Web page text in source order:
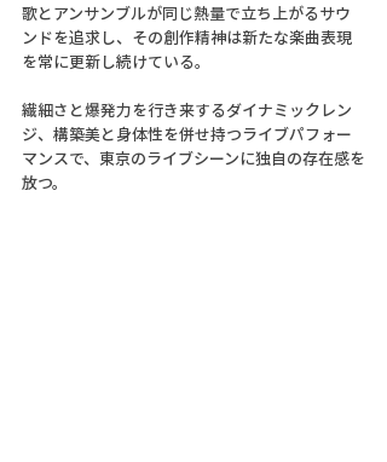
歌とアンサンブルが同じ熱量で立ち上がるサウ
ンドを追求し、その創作精神は新たな楽曲表現
を常に更新し続けている。
繊細さと爆発力を行き来するダイナミックレン
ジ、構築美と身体性を併せ持つライブパフォー
マンスで、東京のライブシーンに独自の存在感を
放つ。